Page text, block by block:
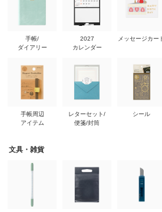
手帳/
ダイアリー
手帳周辺
アイテム
2027
カレンダー
レターセット/
便箋/封筒
メッセージカー
シール
文具・雑貨